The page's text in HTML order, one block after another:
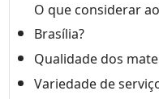
O que considerar
Brasília?
Qualidade dos
Variedade de